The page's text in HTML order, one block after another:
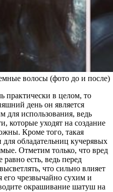
волосы (фото до и после)
практически в целом, то
день он является
использования, ведь
которые уходят на создание
Кроме того, такая
обладательниц кучерявых
Отметим только, что вред
есть, ведь перед
что сильно влияет
его чрезвычайно сухим и
окрашивание шатуш на